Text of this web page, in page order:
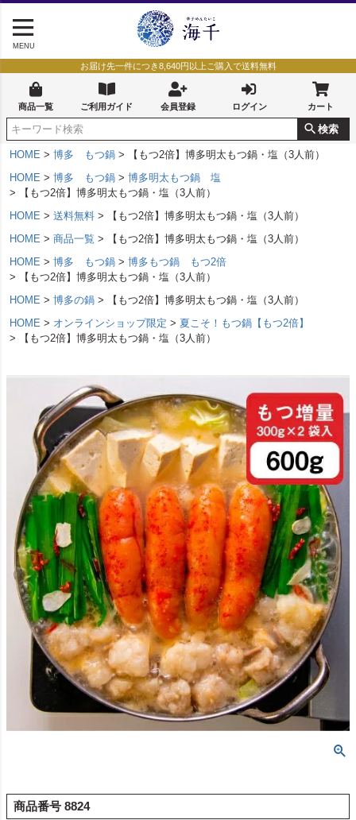
MENU
お届け先一件につき8,640円以上ご購入で送料無料
商品一覧 ご利用ガイド 会員登録 ログイン カート
検索
HOME 博多 もつ鍋
【もつ2倍】博多明太もつ鍋・塩（3人前）
HOME
博多 もつ鍋
博多明太もつ鍋 塩
【もつ2倍】博多明太もつ鍋・塩（3人前）
HOME
送料無料
【もつ2倍】博多明太もつ鍋・塩（3人前）
HOME
商品一覧
【もつ2倍】博多明太もつ鍋・塩（3人前）
HOME
博多 もつ鍋
博多もつ鍋 もつ2倍
【もつ2倍】博多明太もつ鍋・塩（3人前）
HOME
博多の鍋
【もつ2倍】博多明太もつ鍋・塩（3人前）
HOME
オンラインショップ限定
夏こそ！もつ鍋【もつ2倍】
【もつ2倍】博多明太もつ鍋・塩（3人前）
商品番号 8824